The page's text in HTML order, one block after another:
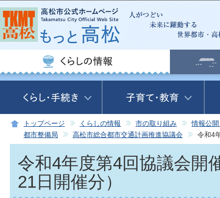
この
トップページ くらしの情報 市の取り組み
情報公
都市整備局
高松市総合都市交通計画推進協議会 令和4
令和4年度第4回協議会開
21日開催分）